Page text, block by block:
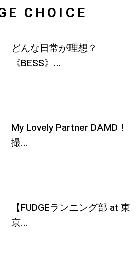
CHOICE
どんな日常が理想？
《BESS》...
My Lovely Partner DAMD！
撮...
【FUDGEランニング部 at 東
京...